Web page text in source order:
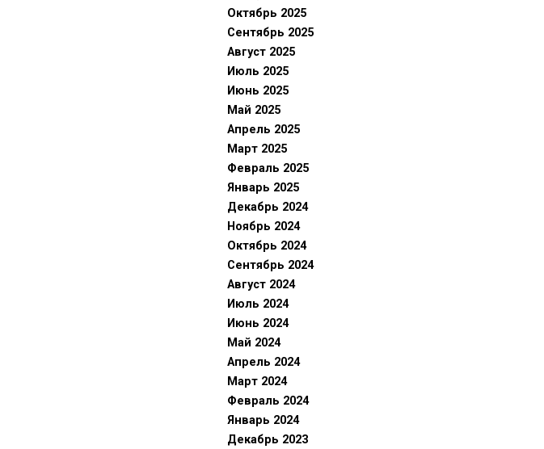
Октябрь 2025
Сентябрь 2025
Август 2025
Июль 2025
Июнь 2025
Май 2025
Апрель 2025
Март 2025
Февраль 2025
Январь 2025
Декабрь 2024
Ноябрь 2024
Октябрь 2024
Сентябрь 2024
Август 2024
Июль 2024
Июнь 2024
Май 2024
Апрель 2024
Март 2024
Февраль 2024
Январь 2024
Декабрь 2023